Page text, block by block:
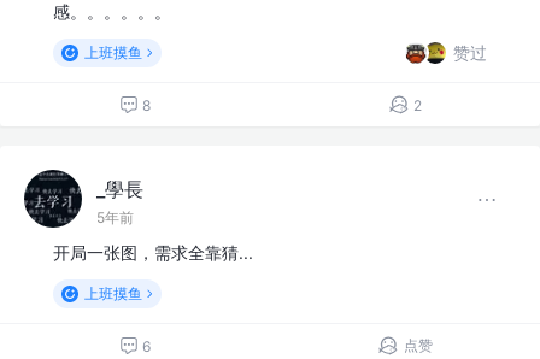
感。。。。。。
上班摸鱼 赞过
8 2
_學長
5年前
开局一张图，需求全靠猜...
上班摸鱼
6 点赞